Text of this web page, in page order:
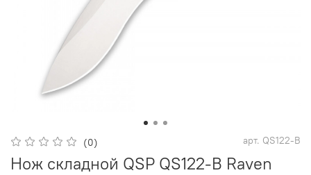
(0) арт. QS122-B
Нож складной QSP QS122-B Raven